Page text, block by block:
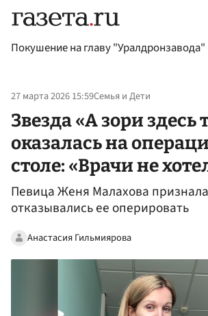
Покушение на главу "Уралдронзавода"
27 марта 2026 15:59Семья и Дети
Звезда «А зори здесь
оказалась на
столе: «Врачи не
Певица Женя Малахова
отказывались ее оперировать
Анастасия Гильмиярова